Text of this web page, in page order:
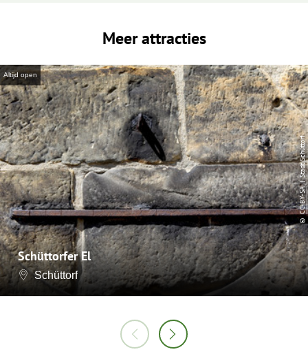
Meer attracties
Altijd open
Schüttorfer El
Schüttorf
©
CC-BY-SA
| Stadt Schüttorf